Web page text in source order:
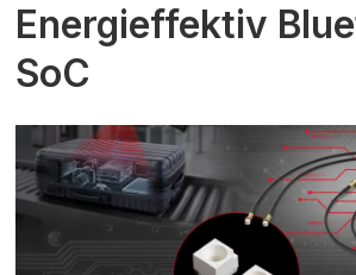
Energieffektiv
SoC